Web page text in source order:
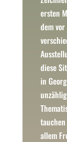
ersten
dem
diese
in
allem